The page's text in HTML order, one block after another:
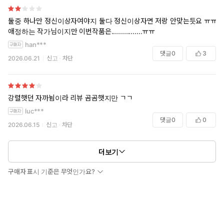
둘중 하나만 정신이상자여야지 둘다 정신이상자면 저랑 안맞는듯요 ㅠㅠ
애정하는 작가님이지만 이번작품은................ㅠㅠ
han***
2026.06.21 신고 차단
댓글0 3
강렬햇던 자까뉨이라 리뷰 곰곰햇지만 ㄱㄱ
luc***
2026.06.15 신고 차단
댓글0 0
더보기
구매자 표시 기준은 무엇인가요?